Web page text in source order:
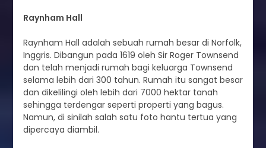
Raynham Hall
Raynham Hall adalah sebuah rumah besar di Norfolk,
Inggris. Dibangun pada 1619 oleh Sir Roger Townsend
dan telah menjadi rumah bagi keluarga Townsend
selama lebih dari 300 tahun. Rumah itu sangat besar
dan dikelilingi oleh lebih dari 7000 hektar tanah
sehingga terdengar seperti properti yang bagus.
Namun, di sinilah salah satu foto hantu tertua yang
dipercaya diambil.